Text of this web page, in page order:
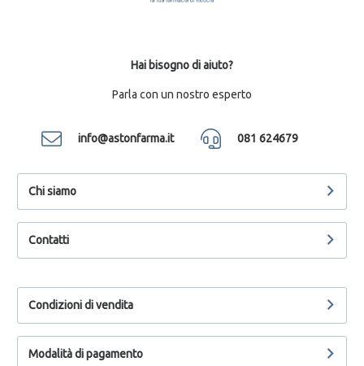
Hai bisogno di aiuto?
Parla con un nostro esperto
info@astonfarma.it 081 624679
Chi siamo
Contatti
Condizioni di vendita
Modalità di pagamento